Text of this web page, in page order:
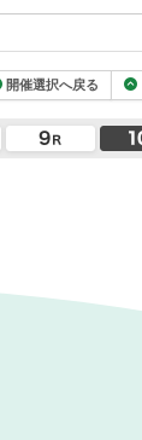
開催選択へ戻る